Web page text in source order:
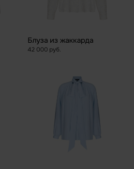
Блуза из жаккарда
42 000 руб.